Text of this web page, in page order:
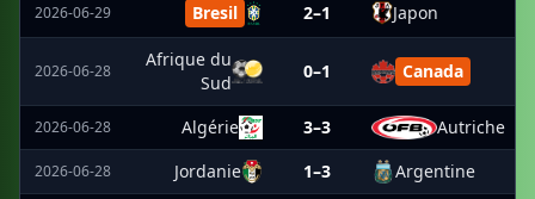
2026-06-29 Bresil 2–1 Japon
2026-06-28
Afrique du
Sud
0–1 Canada
2026-06-28 Algérie 3–3 Autriche
2026-06-28 Jordanie 1–3 Argentine